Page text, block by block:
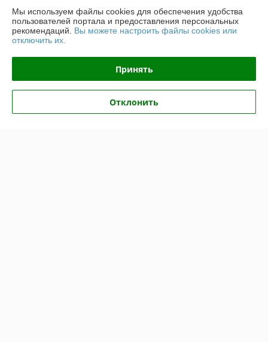
Отлично
11.05.2026
Покупатель
Мы используем файлы cookies для обеспечения удобства
пользователей портала и предоставления персональных
рекомендаций. Вы можете настроить файлы cookies или
отключить их.
Принять
Отклонить